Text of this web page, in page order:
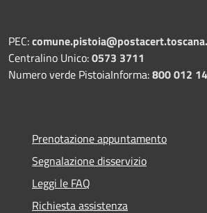
PEC:
Centralino Unico:0573 3711
Numero verde PistoiaInforma:800 012
Prenotazione appuntamento
Segnalazione disservizio
Leggi le FAQ
Richiesta assistenza